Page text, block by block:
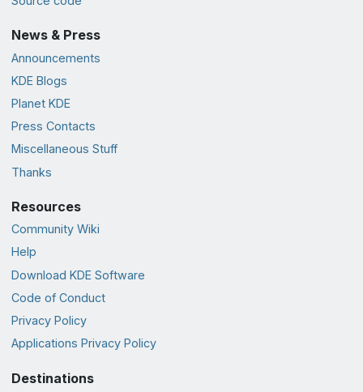
News & Press
Announcements
KDE Blogs
Planet KDE
Press Contacts
Miscellaneous Stuff
Thanks
Resources
Community Wiki
Help
Download KDE Software
Code of Conduct
Privacy Policy
Applications Privacy Policy
Destinations